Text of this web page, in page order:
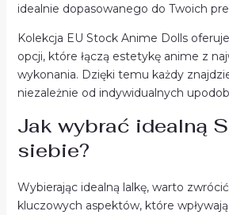
idealnie dopasowanego do Twoich
Kolekcja EU Stock Anime Dolls
opcji, które łączą estetykę anime z
wykonania. Dzięki temu każdy
niezależnie od indywidualnych
Jak wybrać idealną
siebie?
Wybierając idealną lalkę, warto
kluczowych aspektów, które